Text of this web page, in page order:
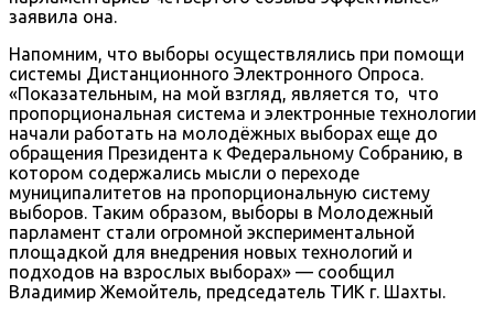
заявила она.
Напомним, что выборы осуществлялись при помощи
системы Дистанционного Электронного Опроса.
«Показательным, на мой взгляд, является то, что
пропорциональная система и электронные технологии
начали работать на молодёжных выборах еще до
обращения Президента к Федеральному Собранию, в
котором содержались мысли о переходе
муниципалитетов на пропорциональную систему
выборов. Таким образом, выборы в Молодежный
парламент стали огромной экспериментальной
площадкой для внедрения новых технологий и
подходов на взрослых выборах» — сообщил
Владимир Жемойтель, председатель ТИК г. Шахты.